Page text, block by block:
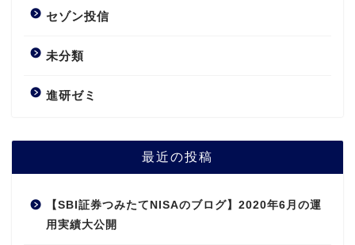
セゾン投信
未分類
進研ゼミ
最近の投稿
【SBI証券つみたてNISAのブログ】2020年6月の運
用実績大公開